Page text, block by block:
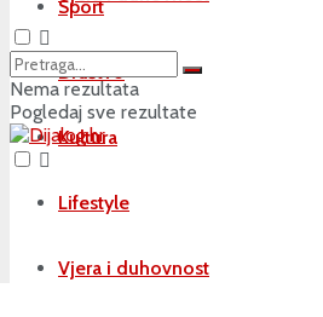
Sport
Društvo
Kultura
Lifestyle
Vjera i duhovnost
Nema rezultata
Pogledaj sve rezultate